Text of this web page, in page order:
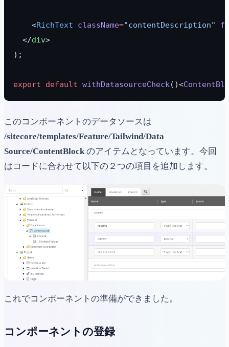
    <
RichText className="contentDescription"
  </
div>
);
export default withDatasourceCheck()<
このコンポーネントのデータソースは
/sitecore/templates/Feature/Tailwind/Data
Source/ContentBlock のアイテムとなっています。今回
はコードに合わせて以下の２つの項目を追加します。
これでコンポーネントの準備ができました。
コンポーネントの登録